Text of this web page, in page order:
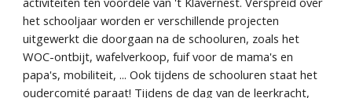
het schooljaar worden er verschillende projecten
uitgewerkt die doorgaan na de schooluren, zoals het
WOC-ontbijt, wafelverkoop, fuif voor de mama's en
papa's, mobiliteit, ... Ook tijdens de schooluren staat het
oudercomité paraat! Tijdens de dag van de leerkracht,